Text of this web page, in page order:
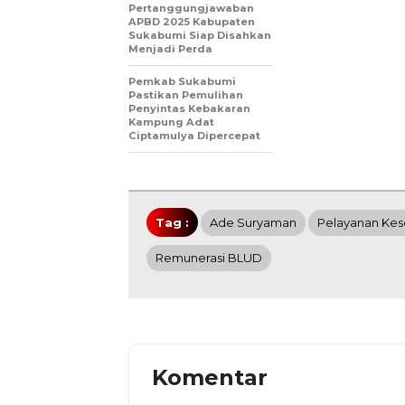
Pertanggungjawaban
APBD 2025 Kabupaten
Sukabumi Siap Disahkan
Menjadi Perda
Pemkab Sukabumi
Pastikan Pemulihan
Penyintas Kebakaran
Kampung Adat
Ciptamulya Dipercepat
Tag : Ade Suryaman Pelayanan
Remunerasi BLUD
Komentar